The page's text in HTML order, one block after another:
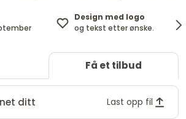
Design med logo
og tekst etter ønske.
Få et tilbud
ditt Last opp fil